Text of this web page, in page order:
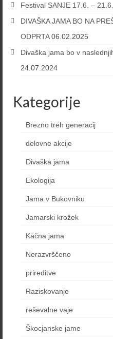
Festival SANJE 17.6. –
DIVAŠKA JAMA BO NA
ODPRTA 06.02.2025
Divaška jama bo v
24.07.2024
Kategorije
Brezno treh generacij
delovne akcije
Divaška jama
Ekologija
Jama v Bukovniku
Jamarski krožek
Kačna jama
Nerazvrščeno
prireditve
Raziskovanje
reševalne vaje
Škocjanske jame